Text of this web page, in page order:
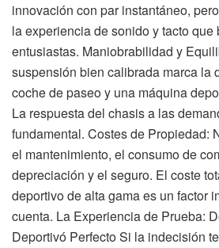
innovación con par instantáneo,
la experiencia de sonido y tacto
entusiastas. Maniobrabilidad y
suspensión bien calibrada marca la
coche de paseo y una máquina
La respuesta del chasis a las
fundamental. Costes de Propiedad:
el mantenimiento, el consumo de
depreciación y el seguro. El coste
deportivo de alta gama es un factor
cuenta. La Experiencia de Prueba:
Deportivó Perfecto Si la indecisión